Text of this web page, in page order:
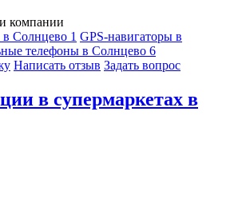
компании
в Солнцево 1 GPS-навигаторы в
телефоны в Солнцево 6
Написать отзыв Задать вопрос
в супермаркетах в